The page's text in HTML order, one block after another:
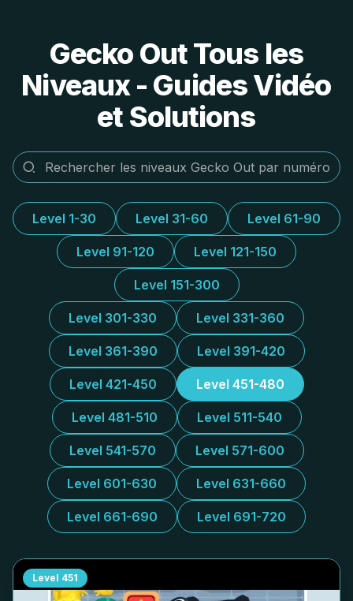
Gecko Out Tous les
Niveaux - Guides Vidéo
et Solutions
Level 1-30 Level 31-60 Level 61-90
Level 91-120 Level 121-150
Level 151-300
Level 301-330 Level 331-360
Level 361-390 Level 391-420
Level 421-450 Level 451-480
Level 481-510 Level 511-540
Level 541-570 Level 571-600
Level 601-630 Level 631-660
Level 661-690 Level 691-720
Level 451